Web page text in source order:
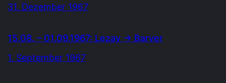
31. Dezember 1967
15.08. – 01.09.1967: Lezay → Barver
1. September 1967